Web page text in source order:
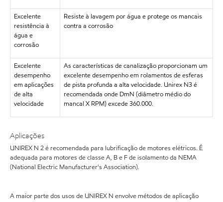
Excelente
resistência à
água e
corrosão
Resiste à lavagem por água e protege os mancais
contra a corrosão
Excelente
desempenho
em aplicações
de alta
velocidade
As características de canalização proporcionam um
excelente desempenho em rolamentos de esferas
de pista profunda a alta velocidade. Unirex N3 é
recomendada onde DmN (diâmetro médio do
mancal X RPM) excede 360.000.
Aplicações
UNIREX N 2 é recomendada para lubrificação de motores elétricos. É
adequada para motores de classe A, B e F de isolamento da NEMA
(National Electric Manufacturer's Association).
A maior parte dos usos de UNIREX N envolve métodos de aplicação